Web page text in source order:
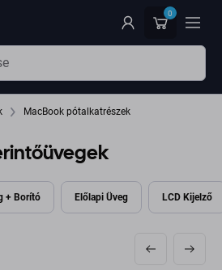
0
MacBook pótalkatrészek
+ Borító Előlapi Üveg LCD Kijelző